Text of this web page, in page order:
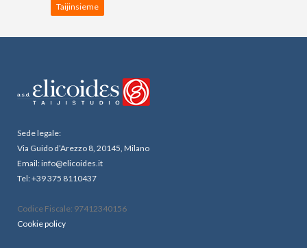
Taijinsieme
Sede legale:
Via Guido d’Arezzo 8, 20145, Milano
Email: info@elicoides.it
Tel: +39 375 8110437
Codice Fiscale: 97412340156
Cookie policy